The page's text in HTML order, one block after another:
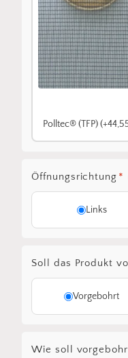
Polltec® (TFP)
Öffnungsrichtung *
Links
Soll das Produkt
Vorgebohrt
Wie soll